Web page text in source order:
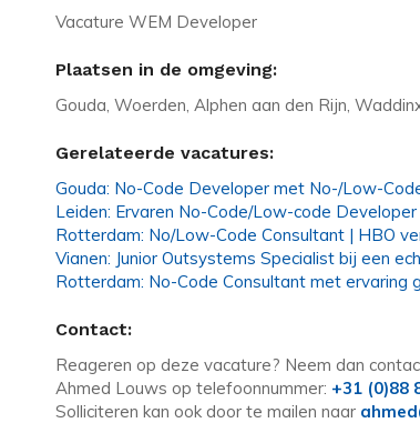
Vacature WEM Developer
Plaatsen in de omgeving:
Gouda, Woerden, Alphen aan den Rijn,
Gerelateerde vacatures:
Gouda: No-Code Developer met No-/Low-
Leiden: Ervaren No-Code/Low-code
Rotterdam: No/Low-Code Consultant | HBO
Vianen: Junior Outsystems Specialist bij een
Rotterdam: No-Code Consultant met ervaring
Contact:
Reageren op deze vacature? Neem dan
Ahmed Louws op telefoonnummer: +31 (0)88
Solliciteren kan ook door te mailen naar